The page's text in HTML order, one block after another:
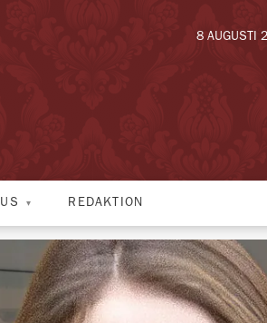
8 AUGUSTI
REDAKTION